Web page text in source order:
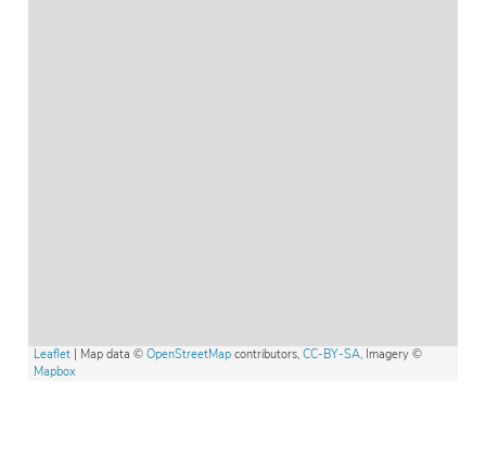
Leaflet | Map data ©OpenStreetMap contributors,CC-BY-SA, Imagery ©
Mapbox